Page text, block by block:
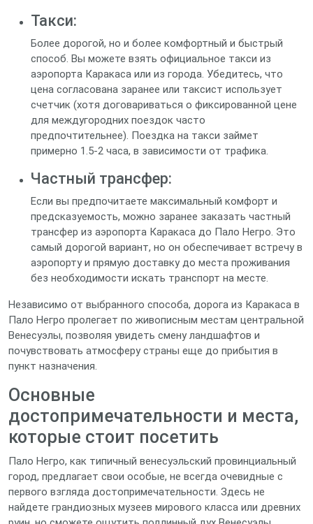
Такси:
Более дорогой, но и более комфортный и быстрый
способ. Вы можете взять официальное такси из
аэропорта Каракаса или из города. Убедитесь, что
цена согласована заранее или таксист использует
счетчик (хотя договариваться о фиксированной цене
для междугородних поездок часто
предпочтительнее). Поездка на такси займет
примерно 1.5-2 часа, в зависимости от трафика.
Частный трансфер:
Если вы предпочитаете максимальный комфорт и
предсказуемость, можно заранее заказать частный
трансфер из аэропорта Каракаса до Пало Негро. Это
самый дорогой вариант, но он обеспечивает встречу в
аэропорту и прямую доставку до места проживания
без необходимости искать транспорт на месте.
Независимо от выбранного способа, дорога из Каракаса в
Пало Негро пролегает по живописным местам центральной
Венесуэлы, позволяя увидеть смену ландшафтов и
почувствовать атмосферу страны еще до прибытия в
пункт назначения.
Основные
достопримечательности и места,
которые стоит посетить
Пало Негро, как типичный венесуэльский провинциальный
город, предлагает свои особые, не всегда очевидные с
первого взгляда достопримечательности. Здесь не
найдете грандиозных музеев мирового класса или древних